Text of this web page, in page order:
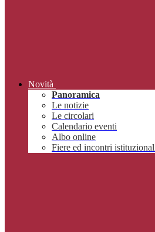
Novità
Panoramica
Le notizie
Le circolari
Calendario eventi
Albo online
Fiere ed incontri